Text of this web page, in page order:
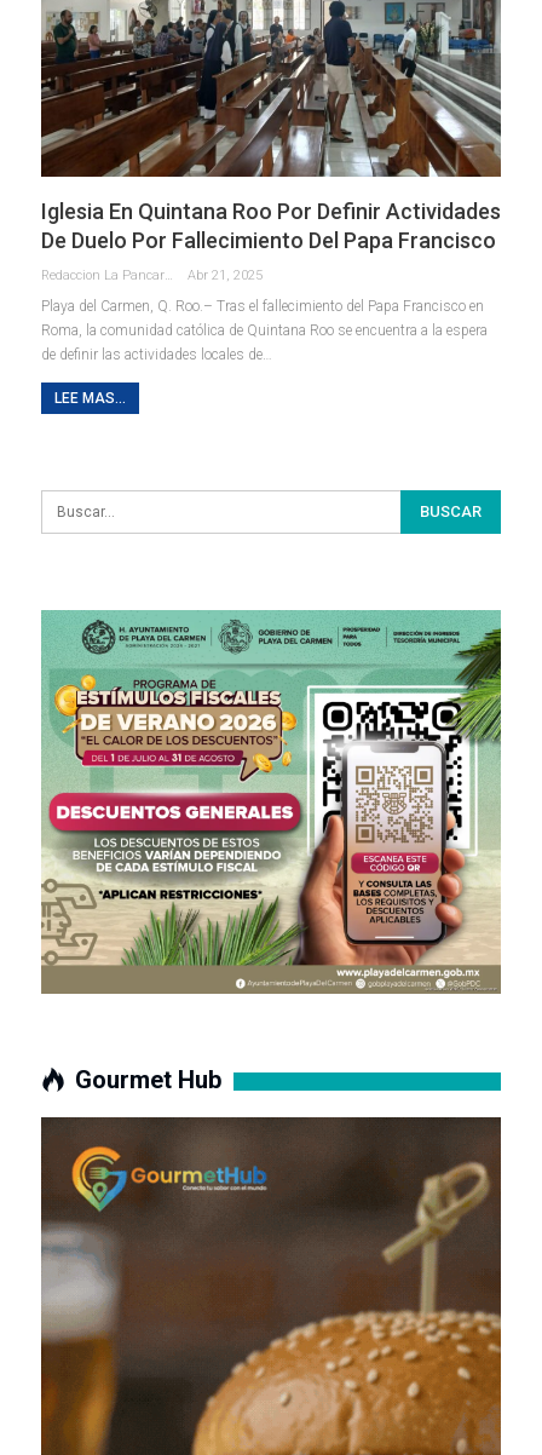
Iglesia En Quintana Roo Por Definir Actividades
De Duelo Por Fallecimiento Del Papa Francisco
Redaccion La Pancarta De Quintana Roo Abr 21, 2025
Playa del Carmen, Q. Roo.– Tras el fallecimiento del Papa Francisco en
Roma, la comunidad católica de Quintana Roo se encuentra a la espera
de definir las actividades locales de…
LEE MAS...
Gourmet Hub